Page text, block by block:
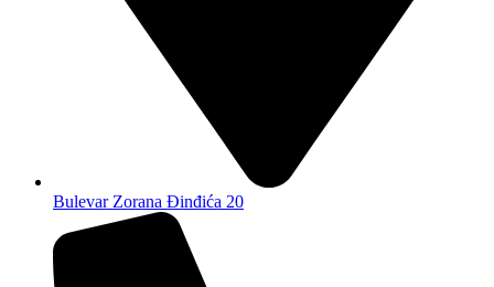
Bulevar Zorana Đinđića 20